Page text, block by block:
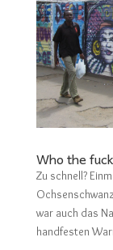
Who the
Zu schnell?
war auch das
handfesten